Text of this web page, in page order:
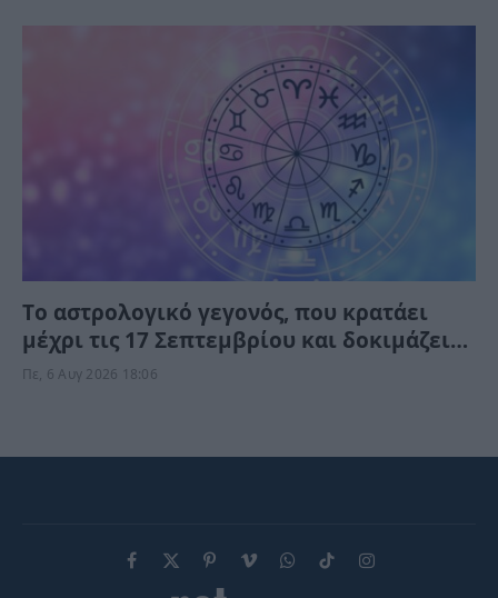
Tο αστρολογικό γεγονός, που κρατάει
μέχρι τις 17 Σεπτεμβρίου και δοκιμάζει
αξίες, πορτοφόλι και φέρνει στην
Πε, 6 Αυγ 2026 18:06
Facebook
X
(Twitter)
PinterestVimeoWhatsApp
TikTokInstagram